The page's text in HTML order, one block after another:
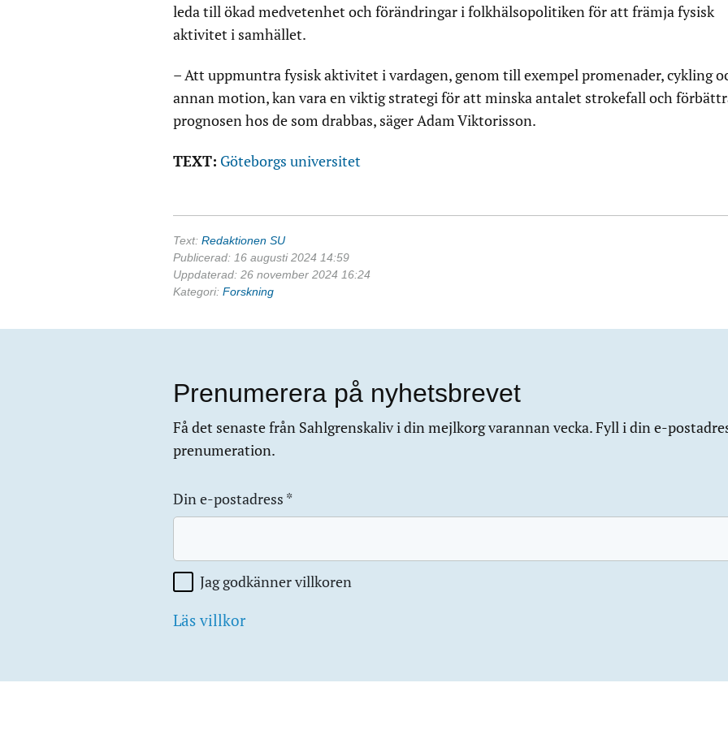
leda till ökad medvetenhet och förändringar i folkhälsopolitiken för att främja fysisk
aktivitet i samhället.
– Att uppmuntra fysisk aktivitet i vardagen, genom till exempel promenader, cykling
annan motion, kan vara en viktig strategi för att minska antalet strokefall och
prognosen hos de som drabbas, säger Adam Viktorisson.
TEXT: Göteborgs universitet
Text: Redaktionen SU
Publicerad: 16 augusti 2024 14:59
Uppdaterad: 26 november 2024 16:24
Kategori: Forskning
Prenumerera på nyhetsbrevet
Få det senaste från Sahlgrenskaliv i din mejlkorg varannan vecka. Fyll i din e-
prenumeration.
Din e-postadress *
Jag godkänner villkoren
Läs villkor